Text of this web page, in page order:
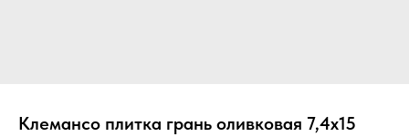
Клемансо плитка грань оливковая 7,4х15